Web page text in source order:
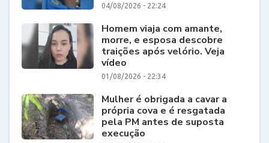
04/08/2026 - 22:24
Homem viaja com amante,
morre, e esposa descobre
traições após velório. Veja
vídeo
01/08/2026 - 22:34
Mulher é obrigada a cavar a
própria cova e é resgatada
pela PM antes de suposta
execução